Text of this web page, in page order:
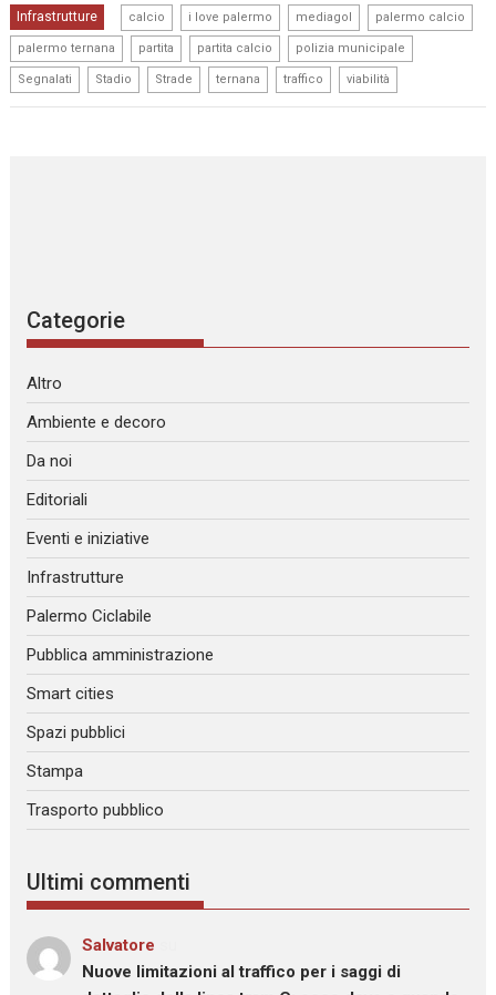
Infrastrutture calcio i love palermo mediagol palermo calcio
palermo ternana partita partita calcio polizia municipale
Segnalati Stadio Strade ternana traffico viabilità
Categorie
Altro
Ambiente e decoro
Da noi
Editoriali
Eventi e iniziative
Infrastrutture
Palermo Ciclabile
Pubblica amministrazione
Smart cities
Spazi pubblici
Stampa
Trasporto pubblico
Ultimi commenti
Salvatore
Nuove limitazioni al traffico per i saggi di